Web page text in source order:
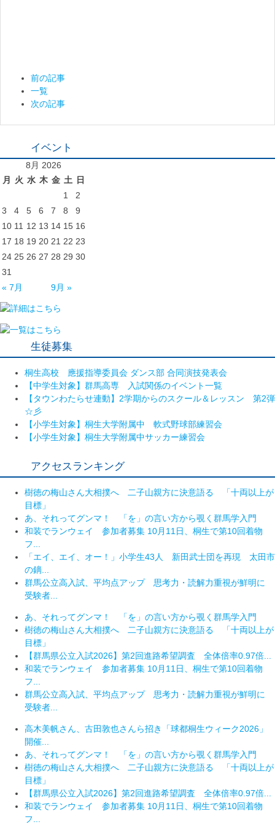
前の記事
一覧
次の記事
イベント
8月 2026
月 火 水 木 金 土 日
1
2
3
4 5 6 7 8
9
10 11 12 13 14 15 16
17 18 19 20 21 22 23
24 25 26 27 28 29 30
31
« 7月
9月 »
生徒募集
桐生高校 應援指導委員会 ダンス部 合同演技発表会
【中学生対象】群馬高専 入試関係のイベント一覧
【タウンわたらせ連動】2学期からのスクール＆レッスン 第2弾
☆彡
【小学生対象】桐生大学附属中 軟式野球部練習会
【小学生対象】桐生大学附属中サッカー練習会
アクセスランキング
樹徳の梅山さん大相撲へ 二子山親方に決意語る 「十両以上が
目標」
あ、それってグンマ！ 「を」の言い方から覗く群馬学入門
和装でランウェイ 参加者募集 10月11日、桐生で第10回着物
フ...
「エイ、エイ、オー！」小学生43人 新田武士団を再現 太田市
の鏑...
群馬公立高入試、平均点アップ 思考力・読解力重視が鮮明に
受験者...
あ、それってグンマ！ 「を」の言い方から覗く群馬学入門
樹徳の梅山さん大相撲へ 二子山親方に決意語る 「十両以上が
目標」
【群馬県公立入試2026】第2回進路希望調査 全体倍率0.97倍...
和装でランウェイ 参加者募集 10月11日、桐生で第10回着物
フ...
群馬公立高入試、平均点アップ 思考力・読解力重視が鮮明に
受験者...
高木美帆さん、古田敦也さんら招き「球都桐生ウィーク2026」
開催...
あ、それってグンマ！ 「を」の言い方から覗く群馬学入門
樹徳の梅山さん大相撲へ 二子山親方に決意語る 「十両以上が
目標」
【群馬県公立入試2026】第2回進路希望調査 全体倍率0.97倍...
和装でランウェイ 参加者募集 10月11日、桐生で第10回着物
フ...